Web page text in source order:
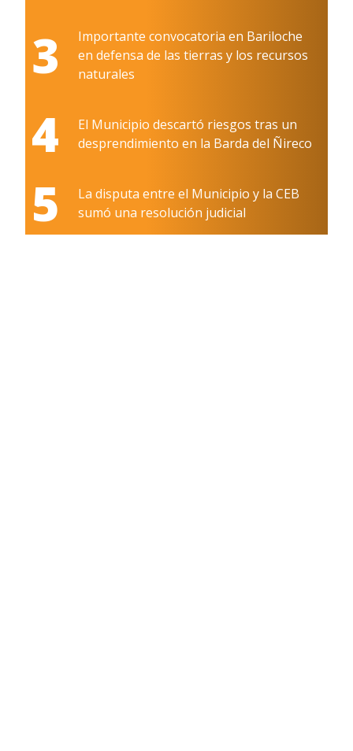
3
Importante convocatoria en Bariloche
en defensa de las tierras y los recursos
naturales
4
El Municipio descartó riesgos tras un
desprendimiento en la Barda del Ñireco
5
La disputa entre el Municipio y la CEB
sumó una resolución judicial